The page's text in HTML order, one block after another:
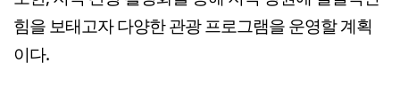
힘을 보태고자 다양한 관광 프로그램을 운영할 계획
이다.